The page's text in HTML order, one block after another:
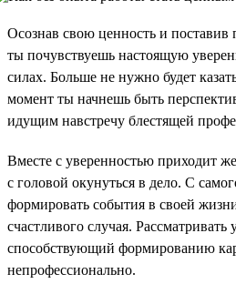
Осознав свою ценность и поставив
ты почувствуешь настоящую
силах. Больше не нужно будет
момент ты начнешь быть
идущим навстречу блестящей
Вместе с уверенностью приходит
с головой окунуться в дело. С
формировать события в своей
счастливого случая. Рассматривать
способствующий формированию
непрофессионально.